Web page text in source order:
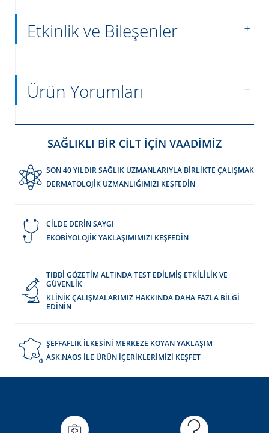
Etkinlik ve Bileşenler
Ürün Yorumları
SAĞLIKLI BİR CİLT İÇİN VAADİMİZ
SON 40 YILDIR SAĞLIK UZMANLARIYLA BİRLİKTE ÇALIŞMAK
DERMATOLOJİK UZMANLIĞIMIZI KEŞFEDİN
CİLDE DERİN SAYGI
EKOBİYOLOJİK YAKLAŞIMIMIZI KEŞFEDİN
TIBBİ GÖZETİM ALTINDA TEST EDİLMİŞ ETKİLİLİK VE
GÜVENLİK
KLİNİK ÇALIŞMALARIMIZ HAKKINDA DAHA FAZLA BİLGİ
EDİNİN
ŞEFFAFLIK İLKESİNİ MERKEZE KOYAN YAKLAŞIM
ASK.NAOS İLE ÜRÜN İÇERİKLERİMİZİ KEŞFET